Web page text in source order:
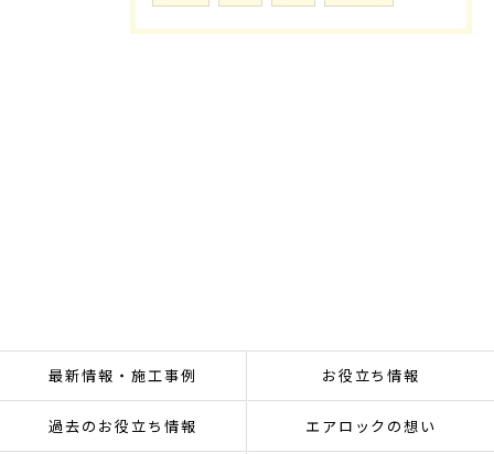
最新情報・施工事例 お役立ち情報
過去のお役立ち情報 エアロックの想い